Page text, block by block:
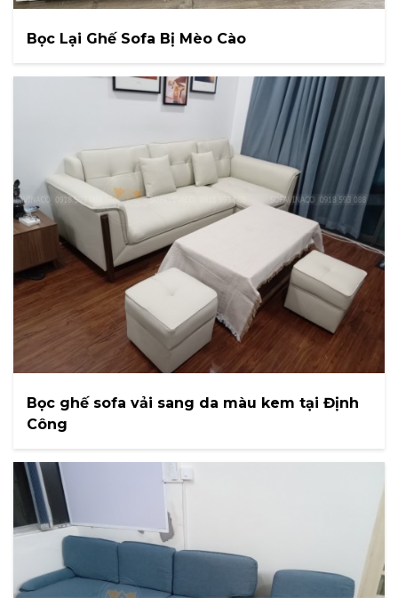
Bọc Lại Ghế Sofa Bị Mèo Cào
Bọc ghế sofa vải sang da màu kem tại Định
Công